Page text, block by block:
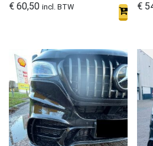
€ 60,50 incl. BTW €